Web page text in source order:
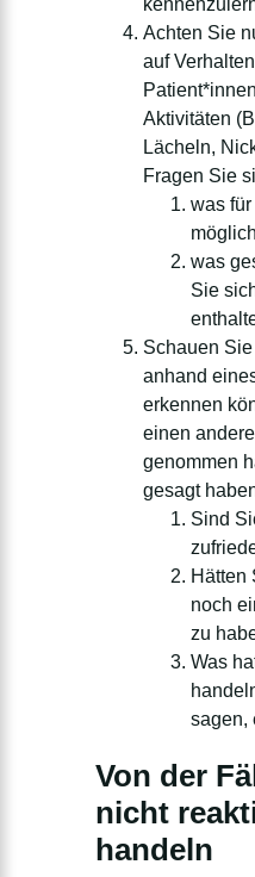
Achten Sie
auf
Aktivitäten
Lächeln,
Fragen Sie
was
was
Sie
Schauen
anhand
erkennen
einen
genommen
gesagt
Sind
Hätten
noch
zu
Was
sagen,
Von der
nicht
handeln